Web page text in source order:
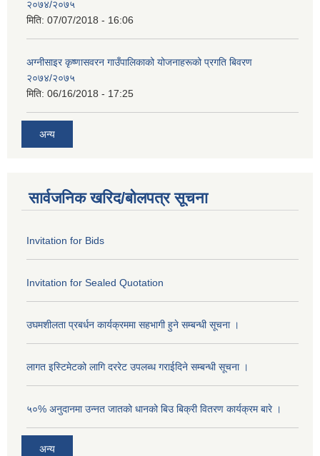
२०७४/२०७५
मिति: 07/07/2018 - 16:06
अग्नीसाइर कृष्णासवरन गाउँपालिकाको योजनाहरूको प्रगति बिवरण
२०७४/२०७५
मिति: 06/16/2018 - 17:25
अन्य
सार्वजनिक खरिद/बोलपत्र सूचना
Invitation for Bids
Invitation for Sealed Quotation
उघमशीलता प्रबर्धन कार्यक्रममा सहभागी हुने सम्बन्धी सूचना ।
लागत इस्टिमेटको लागि दररेट उपलब्ध गराईदिने सम्बन्धी सूचना ।
५०% अनुदानमा उन्नत जातको धानको बिउ बिक्री वितरण कार्यक्रम बारे ।
अन्य